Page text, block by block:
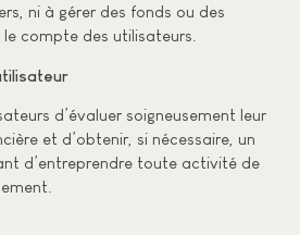
ni à gérer des fonds ou des
compte des utilisateurs.
d’évaluer soigneusement leur
et d’obtenir, si nécessaire, un
d’entreprendre toute activité de